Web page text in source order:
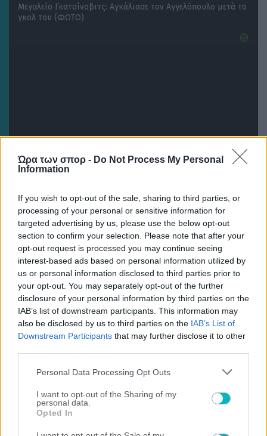
Ώρα των σπορ - Do Not Process My Personal
Information
If you wish to opt-out of the sale, sharing to third parties, or
processing of your personal or sensitive information for
targeted advertising by us, please use the below opt-out
section to confirm your selection. Please note that after your
opt-out request is processed you may continue seeing
interest-based ads based on personal information utilized by
us or personal information disclosed to third parties prior to
your opt-out. You may separately opt-out of the further
disclosure of your personal information by third parties on the
IAB’s list of downstream participants. This information may
also be disclosed by us to third parties on the IAB’s List of
Downstream Participants that may further disclose it to other
Please note that this website/app uses one or more Google
not limited to your visit or usage behaviour. You may click to
grant or deny consent to Google and its third-party tags to
use your data for below specified purposes in below Google
consent section.
Personal Data Processing Opt Outs
I want to opt-out of the Sharing of my
personal data.
Opted In
Μεγαλείο Γκατσίνοβιτς: Αγκάλιασε τον Αγγελόπουλο μετά το
γκολ του (ΦΩΤΟ)
08/08/2026 | 22:00:06
ΠΟΔΟΣΦΑΙΡΟ ΑΕΚ
ΑΕΚ – Athens Kallithea 4-0 ΤΕΛΙΚΟ ΑΠΟΤΕΛΕΣΜΑ
08/08/2026 | 21:53:46
ΠΟΔΟΣΦΑΙΡΟ ΑΕΚ
Απίθανος Γκατσίνοβιτς με χατ τρικ απέναντι στην Athens
Kallithea (VIDEO)
08/08/2026 | 21:45:03
ΠΟΔΟΣΦΑΙΡΟ ΑΕΚ
Καυτός Γκατσίνοβιτς: Πέτυχε και το 3-0 της ΑΕΚ απέναντι
στην Athens Kallithea (VIDEO)
Ξανά γκολάρα! «Οβίδα» Γκατσίνοβιτς και 2-0 η ΑΕΚ!
(VIDEO)